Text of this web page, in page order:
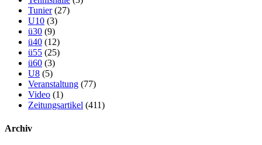
Tunier(27)
U10 (3)
ü30 (9)
ü40 (12)
ü55 (25)
ü60 (3)
U8 (5)
Veranstaltung (77)
Video (1)
Zeitungsartikel (411)
Archiv